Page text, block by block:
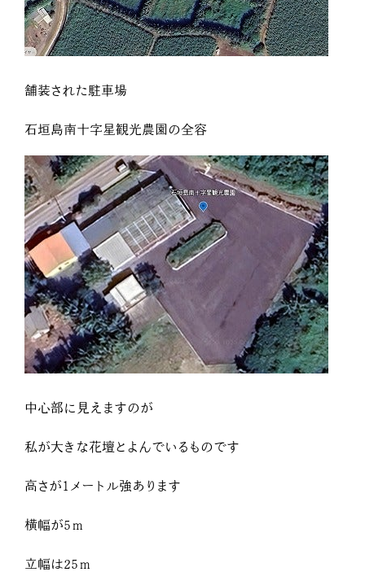
舗装された駐車場
石垣島南十字星観光農園の全容
中心部に見えますのが
私が大きな花壇とよんでいるものです
高さが1メートル強あります
横幅が5ｍ
立幅は25ｍ